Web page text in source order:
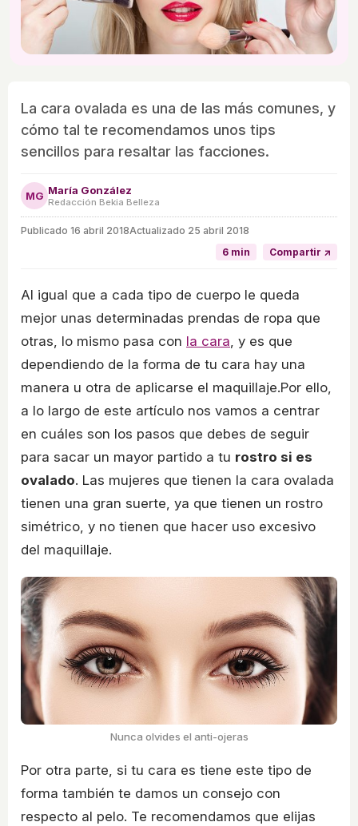
La cara ovalada es una de las más comunes, y
cómo tal te recomendamos unos tips
sencillos para resaltar las facciones.
MG María González
Redacción Bekia Belleza
Publicado 16 abril 2018Actualizado 25 abril 2018
6 min
Compartir ↗
Al igual que a cada tipo de cuerpo le queda
mejor unas determinadas prendas de ropa que
otras, lo mismo pasa con la cara, y es que
dependiendo de la forma de tu cara hay una
manera u otra de aplicarse el maquillaje.Por ello,
a lo largo de este artículo nos vamos a centrar
en cuáles son los pasos que debes de seguir
para sacar un mayor partido a tu rostro si es
ovalado. Las mujeres que tienen la cara ovalada
tienen una gran suerte, ya que tienen un rostro
simétrico, y no tienen que hacer uso excesivo
del maquillaje.
Nunca olvides el anti-ojeras
Por otra parte, si tu cara es tiene este tipo de
forma también te damos un consejo con
respecto al pelo. Te recomendamos que elijas